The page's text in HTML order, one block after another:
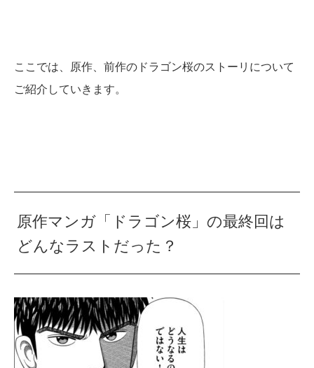
ここでは、原作、前作のドラゴン桜のストーリについて
ご紹介していきます。
原作マンガ「ドラゴン桜」の最終回は
どんなラストだった？